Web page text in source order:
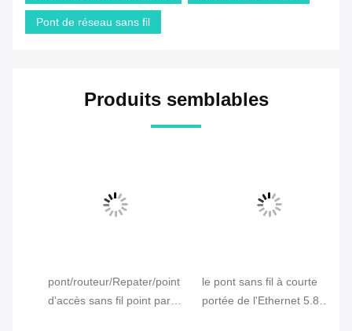
Pont de réseau sans fil
Produits semblables
pont/routeur/Repater/point
d'accès sans fil point par
le pont sans fil à courte
portée de l'Ethernet 5.8G